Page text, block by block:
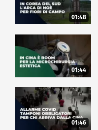
01:48
01:44
01:46